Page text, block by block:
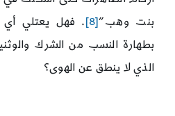
بنت وهب”[8]
. فهل يعتلي
بطهارة النسب من الشرك
الذي لا ينطق عن الهوى؟